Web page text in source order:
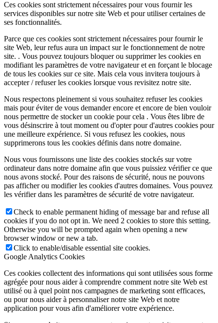
Ces cookies sont strictement nécessaires pour vous fournir les
services disponibles sur notre site Web et pour utiliser certaines de
ses fonctionnalités.
Parce que ces cookies sont strictement nécessaires pour fournir le
site Web, leur refus aura un impact sur le fonctionnement de notre
site. . Vous pouvez toujours bloquer ou supprimer les cookies en
modifiant les paramètres de votre navigateur et en forçant le blocage
de tous les cookies sur ce site. Mais cela vous invitera toujours à
accepter / refuser les cookies lorsque vous revisitez notre site.
Nous respectons pleinement si vous souhaitez refuser les cookies
mais pour éviter de vous demander encore et encore de bien vouloir
nous permettre de stocker un cookie pour cela . Vous êtes libre de
vous désinscrire à tout moment ou d'opter pour d'autres cookies pour
une meilleure expérience. Si vous refusez les cookies, nous
supprimerons tous les cookies définis dans notre domaine.
Nous vous fournissons une liste des cookies stockés sur votre
ordinateur dans notre domaine afin que vous puissiez vérifier ce que
nous avons stocké. Pour des raisons de sécurité, nous ne pouvons
pas afficher ou modifier les cookies d'autres domaines. Vous pouvez
les vérifier dans les paramètres de sécurité de votre navigateur.
Check to enable permanent hiding of message bar and refuse all
cookies if you do not opt in. We need 2 cookies to store this setting.
Otherwise you will be prompted again when opening a new
browser window or new a tab.
Click to enable/disable essential site cookies.
Google Analytics Cookies
Ces cookies collectent des informations qui sont utilisées sous forme
agrégée pour nous aider à comprendre comment notre site Web est
utilisé ou à quel point nos campagnes de marketing sont efficaces,
ou pour nous aider à personnaliser notre site Web et notre
application pour vous afin d'améliorer votre expérience.